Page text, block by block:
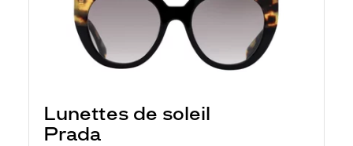
Lunettes de soleil
Prada